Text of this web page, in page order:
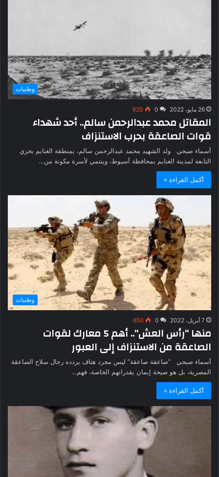
وطنيات
26 مايو، 2022 0
620
المقاتل محمد عبدالرحمن سالم.. أحد شهداء
قوات الصاعقة بحرب الاستنزاف
أسماء صبحي ولد الشهيد محمد عبدالرحمن سالم، بمنطقة الغنايم بحري
التابعة لمدينة الغنايم بمحافظة أسيوط، وينتمي لأسرة مكونة من…
أكمل القراءة »
وطنيات
7 أبريل، 2022 0
650
منها “رأس العش”.. أهم 5 معارك لقوات
الصاعقة من الاستنزاف إلى العبور
أسماء صبحي “صاعقة صاعقة” ليس مجرد هتاف يردده رجال سلاح الصاعقة
المصرية، بل هو صيحة إيمان بقدراتهم الخاصة، فهم…
أكمل القراءة »